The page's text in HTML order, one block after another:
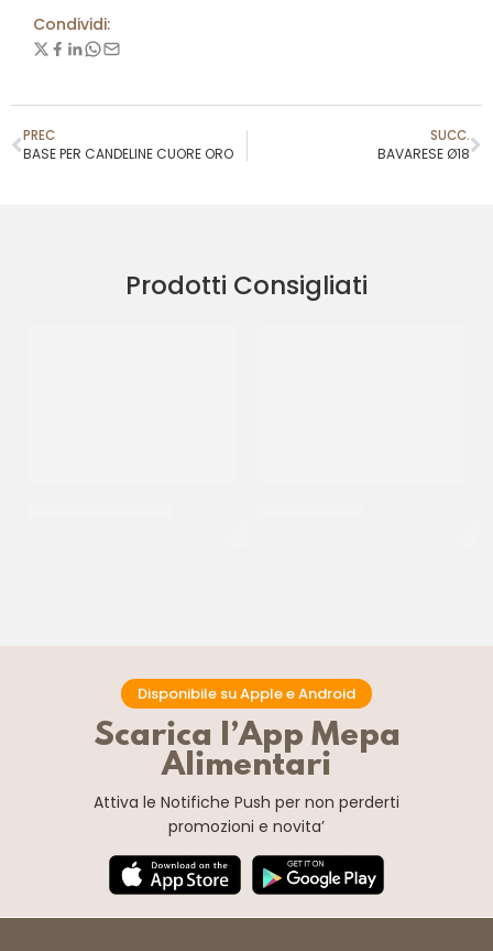
Condividi:
PREC
BASE PER CANDELINE CUORE ORO
SUCC.
BAVARESE Ø18
Prodotti Consigliati
Disponibile su Apple e Android
Scarica l’App Mepa
Alimentari
Attiva le Notifiche Push per non perderti
promozioni e novita’